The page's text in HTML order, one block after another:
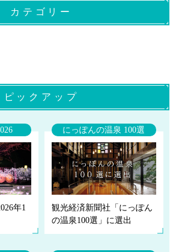
カテゴリー
ピックアップ
年1
にっぽんの温泉 100選
観光経済新聞社「にっぽん
の温泉100選」に選出